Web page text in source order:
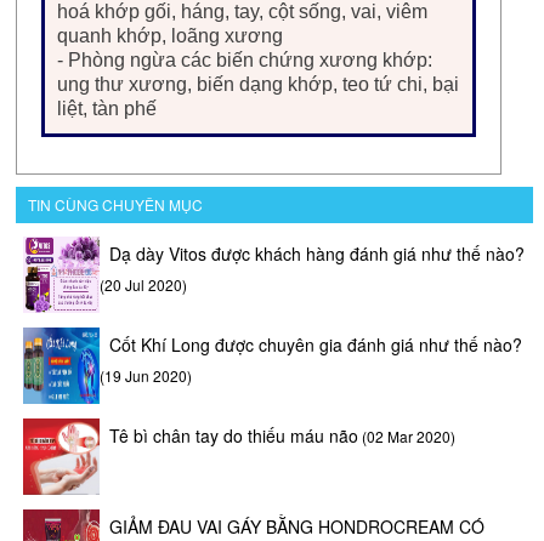
hoá khớp gối, háng, tay, cột sống, vai, viêm
quanh khớp, loãng xương
- Phòng ngừa các biến chứng xương khớp:
ung thư xương, biến dạng khớp, teo tứ chi, bại
liệt, tàn phế
TIN CÙNG CHUYÊN MỤC
Dạ dày Vitos được khách hàng đánh giá như thế nào?
(20 Jul 2020)
Cốt Khí Long được chuyên gia đánh giá như thế nào?
(19 Jun 2020)
Tê bì chân tay do thiếu máu não (02 Mar 2020)
GIẢM ĐAU VAI GÁY BẰNG HONDROCREAM CÓ